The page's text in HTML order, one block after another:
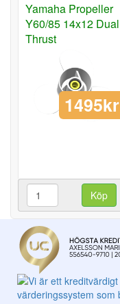
Yamaha Propeller
Y60/85 14x12 Dual
Thrust
1495kr
Köp